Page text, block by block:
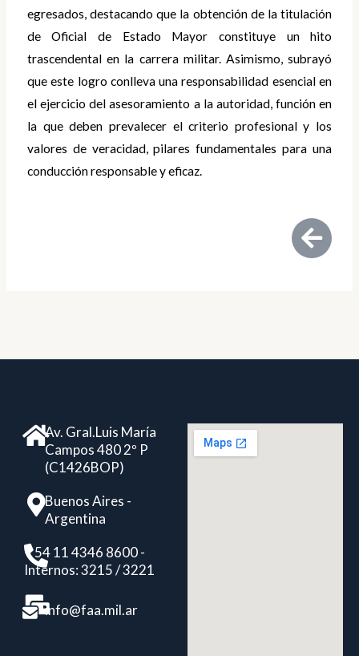
egresados, destacando que la obtención de la titulación
de Oficial de Estado Mayor constituye un hito
trascendental en la carrera militar. Asimismo, subrayó
que este logro conlleva una responsabilidad esencial en
el ejercicio del asesoramiento a la autoridad, función en
la que deben prevalecer el criterio profesional y los
valores de veracidad, pilares fundamentales para una
conducción responsable y eficaz.
Av. Gral.Luis María
Campos 480 2º P
(C1426BOP)
Buenos Aires -
Argentina
+ 54 11 4346 8600 -
Internos: 3215 / 3221
info@faa.mil.ar